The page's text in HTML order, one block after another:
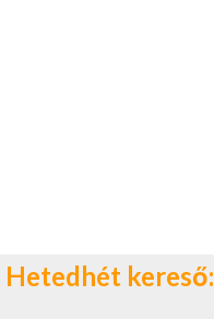
Hetedhét kereső: